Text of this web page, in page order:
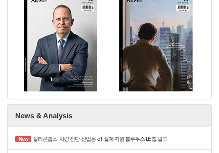
News & Analysis
New 실리콘랩스, 차량 진단·산업용 IoT 설계 지원 블루투스 LE 칩 발표